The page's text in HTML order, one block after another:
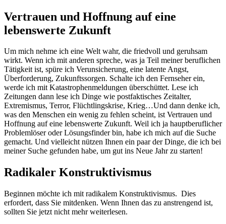
Vertrauen und Hoffnung auf eine
lebenswerte Zukunft
Um mich nehme ich eine Welt wahr, die friedvoll und geruhsam
wirkt. Wenn ich mit anderen spreche, was ja Teil meiner beruflichen
Tätigkeit ist, spüre ich Verunsicherung, eine latente Angst,
Überforderung, Zukunftssorgen. Schalte ich den Fernseher ein,
werde ich mit Katastrophenmeldungen überschüttet. Lese ich
Zeitungen dann lese ich Dinge wie postfaktisches Zeitalter,
Extremismus, Terror, Flüchtlingskrise, Krieg…Und dann denke ich,
was den Menschen ein wenig zu fehlen scheint, ist Vertrauen und
Hoffnung auf eine lebenswerte Zukunft. Weil ich ja hauptberuflicher
Problemlöser oder Lösungsfinder bin, habe ich mich auf die Suche
gemacht. Und vielleicht nützen Ihnen ein paar der Dinge, die ich bei
meiner Suche gefunden habe, um gut ins Neue Jahr zu starten!
Radikaler Konstruktivismus
Beginnen möchte ich mit radikalem Konstruktivismus. Dies
erfordert, dass Sie mitdenken. Wenn Ihnen das zu anstrengend ist,
sollten Sie jetzt nicht mehr weiterlesen.